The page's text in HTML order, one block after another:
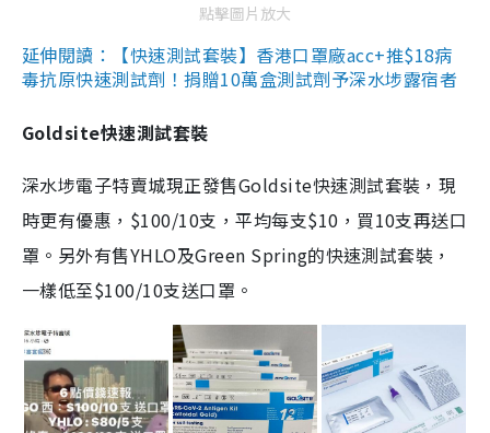
點擊圖片放大
延伸閱讀：【快速測試套裝】香港口罩廠acc+推$18病
毒抗原快速測試劑！捐贈10萬盒測試劑予深水埗露宿者
Goldsite快速測試套裝
深水埗電子特賣城現正發售Goldsite快速測試套裝，現
時更有優惠，$100/10支，平均每支$10，買10支再送口
罩。另外有售YHLO及Green Spring的快速測試套裝，
一樣低至$100/10支送口罩。